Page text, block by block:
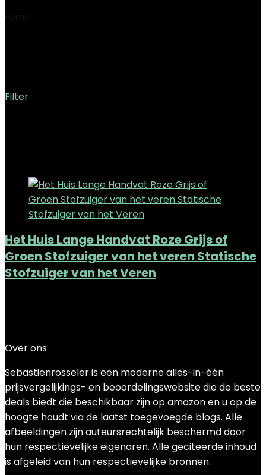
Filter
Het Huis Lange Handvat Roze Grijs of
Groen Stofzuiger van het veren Statische
Stofzuiger van het Veren
Over ons
Sebastienrosseler is een moderne alles-in-één
prijsvergelijkings- en beoordelingswebsite die de beste
deals biedt die beschikbaar zijn op amazon en u op de
hoogte houdt via de laatst toegevoegde blogs. Alle
afbeeldingen zijn auteursrechtelijk beschermd door
hun respectievelijke eigenaren. Alle geciteerde inhoud
is afgeleid van hun respectievelijke bronnen.